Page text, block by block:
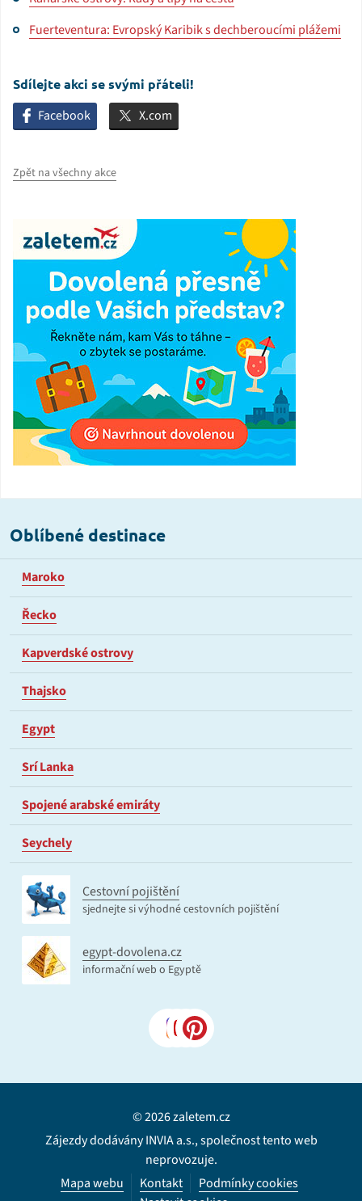
Fuerteventura: Evropský Karibik s dechberoucími plážemi
Sdílejte akci se svými přáteli!
Facebook X.com
Zpět na všechny akce
Oblíbené destinace
Maroko
Řecko
Kapverdské ostrovy
Thajsko
Egypt
Srí Lanka
Spojené arabské emiráty
Seychely
Cestovní pojištění
sjednejte si výhodné cestovních pojištění
egypt-dovolena.cz
informační web o Egyptě
© 2026 zaletem.cz
Zájezdy dodávány INVIA a.s., společnost tento web
neprovozuje.
Mapa webu
Kontakt
Podmínky cookies